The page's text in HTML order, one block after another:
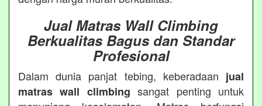
Jual Matras Wall Climbing
Berkualitas Bagus dan Standar
Profesional
Dalam dunia panjat tebing, keberadaan jual
matras wall climbing sangat penting untuk